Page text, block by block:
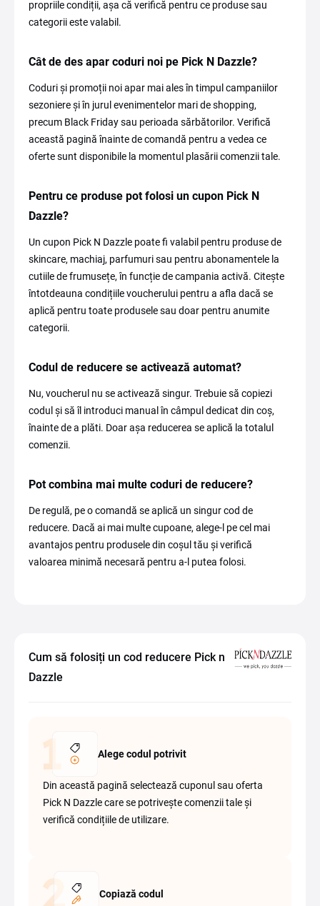
propriile condiții, așa că verifică pentru ce produse sau
categorii este valabil.
Cât de des apar coduri noi pe Pick N Dazzle?
Coduri și promoții noi apar mai ales în timpul campaniilor
sezoniere și în jurul evenimentelor mari de shopping,
precum Black Friday sau perioada sărbătorilor. Verifică
această pagină înainte de comandă pentru a vedea ce
oferte sunt disponibile la momentul plasării comenzii tale.
Pentru ce produse pot folosi un cupon Pick N
Dazzle?
Un cupon Pick N Dazzle poate fi valabil pentru produse de
skincare, machiaj, parfumuri sau pentru abonamentele la
cutiile de frumusețe, în funcție de campania activă. Citește
întotdeauna condițiile voucherului pentru a afla dacă se
aplică pentru toate produsele sau doar pentru anumite
categorii.
Codul de reducere se activează automat?
Nu, voucherul nu se activează singur. Trebuie să copiezi
codul și să îl introduci manual în câmpul dedicat din coș,
înainte de a plăti. Doar așa reducerea se aplică la totalul
comenzii.
Pot combina mai multe coduri de reducere?
De regulă, pe o comandă se aplică un singur cod de
reducere. Dacă ai mai multe cupoane, alege-l pe cel mai
avantajos pentru produsele din coșul tău și verifică
valoarea minimă necesară pentru a-l putea folosi.
Cum să folosiți un cod reducere Pick n
Dazzle
Alege codul potrivit
Din această pagină selectează cuponul sau oferta
Pick N Dazzle care se potrivește comenzii tale și
verifică condițiile de utilizare.
Copiază codul